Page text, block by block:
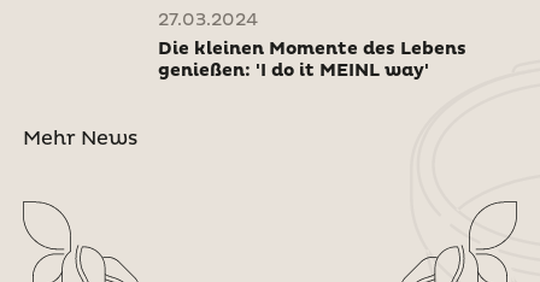
27.03.2024
Die kleinen Momente des Lebens
genießen: 'I do it MEINL way'
Mehr News